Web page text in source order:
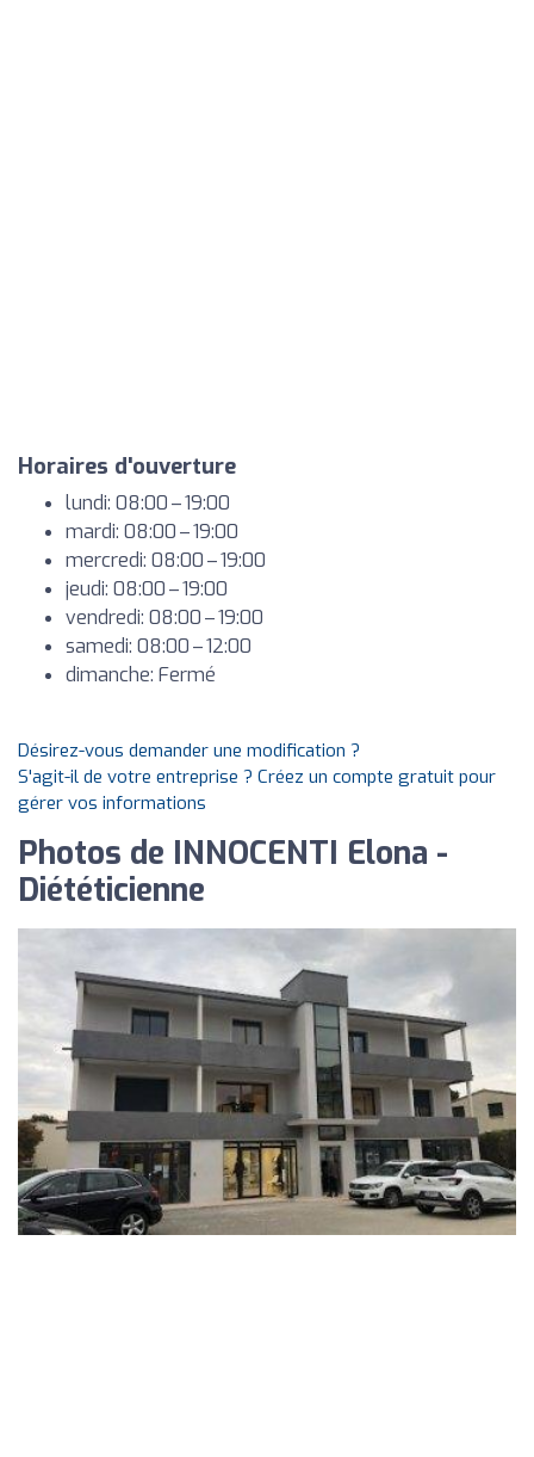
Horaires d'ouverture
lundi: 08:00 – 19:00
mardi: 08:00 – 19:00
mercredi: 08:00 – 19:00
jeudi: 08:00 – 19:00
vendredi: 08:00 – 19:00
samedi: 08:00 – 12:00
dimanche: Fermé
Désirez-vous demander une modification ?
S'agit-il de votre entreprise ? Créez un compte gratuit pour
gérer vos informations
Photos de INNOCENTI Elona -
Diététicienne